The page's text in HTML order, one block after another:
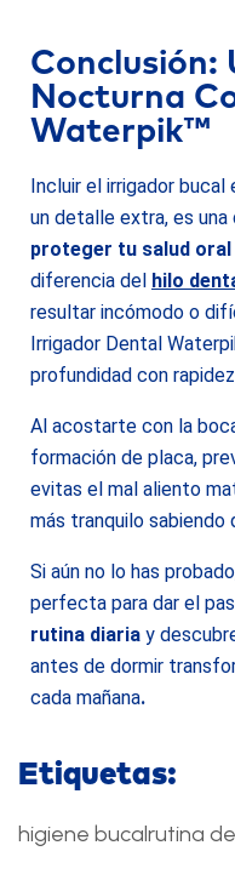
Conclusión:
Nocturna
Waterpik™
Incluir el irrigador
un detalle extra, es
proteger tu salud
diferencia del hilo
resultar incómodo o
Irrigador Dental
profundidad con
Al acostarte con la
formación de placa,
evitas el mal aliento
más tranquilo sabiendo
Si aún no lo has
perfecta para dar el
rutina diaria y
antes de dormir
cada mañana.
Etiquetas:
higiene bucalrutina